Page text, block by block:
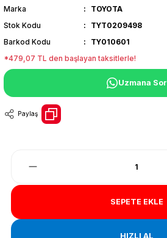
Marka
TOYOTA
Stok Kodu
TYT0209498
Barkod Kodu
TY010601
*479,07 TL den başlayan taksitlerle!
Uzmana Sor
Paylaş
SEPETE EKLE
HIZLI AL